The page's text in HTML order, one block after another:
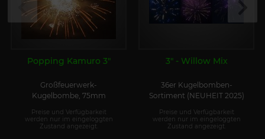
Popping Kamuro 3"
Großfeuerwerk-
Kugelbombe, 75mm
Preise und Verfügbarkeit
werden nur im eingeloggten
Zustand angezeigt.
3" - Willow Mix
36er Kugelbomben-
Sortiment (NEUHEIT 2025)
Preise und Verfügbarkeit
werden nur im eingeloggten
Zustand angezeigt.